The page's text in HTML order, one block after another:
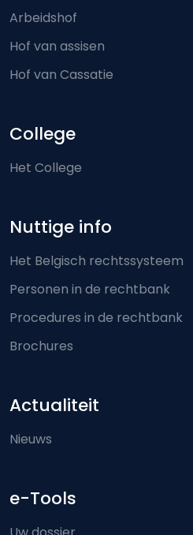
Arbeidshof
Hof van assisen
Hof van Cassatie
College
Het College
Nuttige info
Het Belgisch rechtssysteem
Personen in de rechtbank
Procedures in de rechtbank
Brochures
Actualiteit
Nieuws
e-Tools